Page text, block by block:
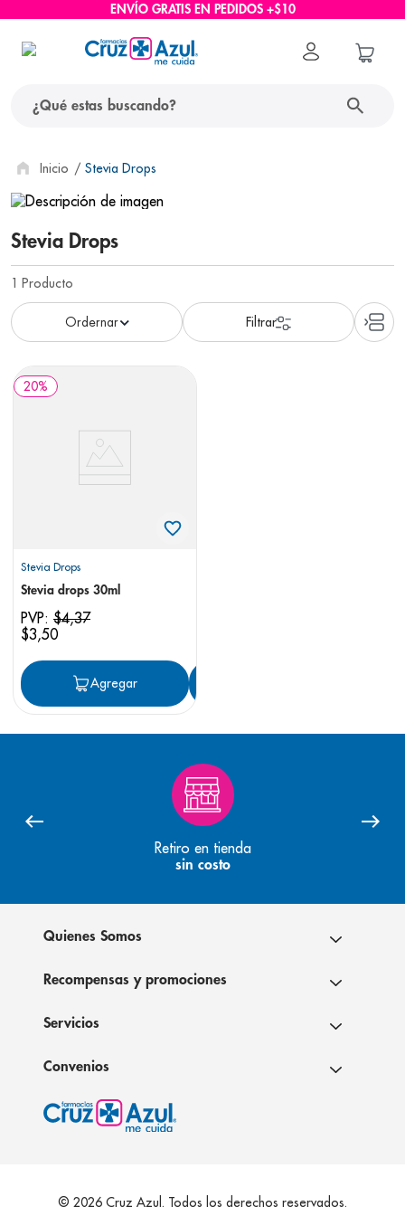
ENVÍO GRATIS EN PEDIDOS +$10
Stevia Drops
Stevia Drops
1 Producto
20%
Stevia Drops
Stevia drops 30ml
PVP: $4,37
$3,50
Agregar
Retiro en tienda
sin costo
Quienes Somos
Recompensas y promociones
Servicios
Convenios
© 2026 Cruz Azul. Todos los derechos reservados.
términos más buscados
1. protector solar
2. pañales
3. eucerin
4. cerave
nivea
6. shampoo
7.
pediasure
desodorante